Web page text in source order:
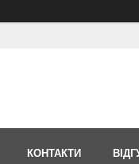
КОНТАКТИ